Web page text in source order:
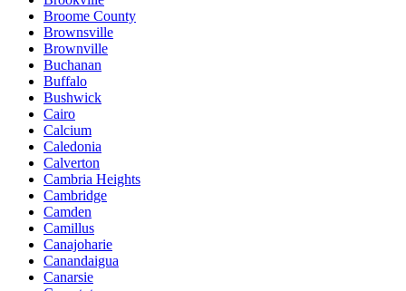
Broome County
Brownsville
Brownville
Buchanan
Buffalo
Bushwick
Cairo
Calcium
Caledonia
Calverton
Cambria Heights
Cambridge
Camden
Camillus
Canajoharie
Canandaigua
Canarsie